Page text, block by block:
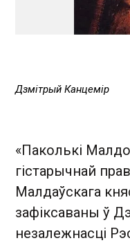
Дзмітрый Канцемір
«Паколькі
гістарычнай
Малдаўскага
зафіксаваны ў
незалежнасці